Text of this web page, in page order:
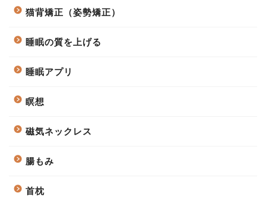
猫背矯正（姿勢矯正）
睡眠の質を上げる
睡眠アプリ
瞑想
磁気ネックレス
腸もみ
首枕